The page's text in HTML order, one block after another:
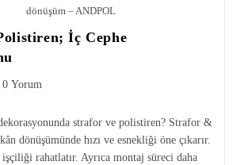
dönüşüm – ANDPOL
İç Cephe
0 Yorum
strafor ve polistiren? Strafor &
dönüşümünde hızı ve esnekliği öne çıkarır.
işçiliği rahatlatır. Ayrıca montaj süreci daha